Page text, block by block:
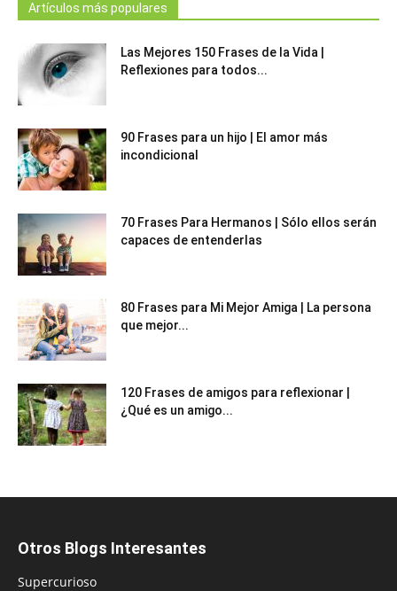
Artículos más populares
Las Mejores 150 Frases de la Vida |
Reflexiones para todos...
90 Frases para un hijo | El amor más
incondicional
70 Frases Para Hermanos | Sólo ellos serán
capaces de entenderlas
80 Frases para Mi Mejor Amiga | La persona
que mejor...
120 Frases de amigos para reflexionar |
¿Qué es un amigo...
Otros Blogs Interesantes
Supercurioso